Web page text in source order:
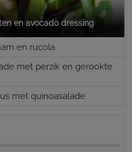
en avocado dressing
en rucola
met perzik en gerookte
met quinoasalade